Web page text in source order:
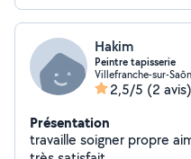
Hakim
Peintre tapisserie
Villefranche-sur-
2,5/5 (2 avis)
Présentation
travaille soigner propre